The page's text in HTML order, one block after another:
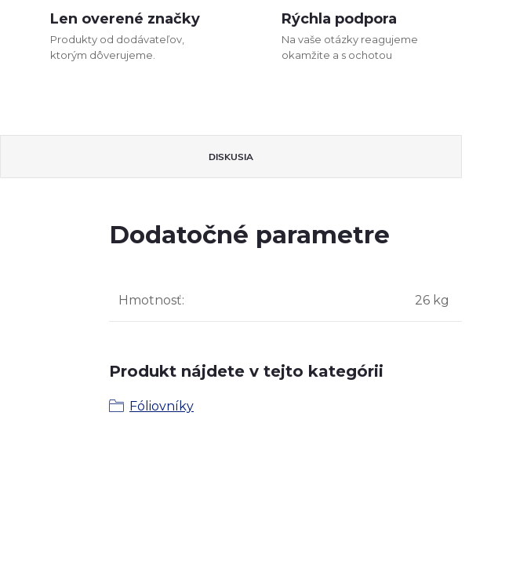
Len overené značky
Produkty od dodávateľov,
ktorým dôverujeme.
Rýchla podpora
Na vaše otázky reagujeme
okamžite a s ochotou
DISKUSIA
Dodatočné parametre
Hmotnosť: 26 kg
Produkt nájdete v tejto kategórii
Fóliovníky